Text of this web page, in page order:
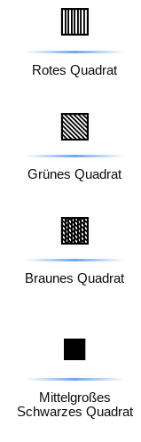
🟥
Rotes Quadrat
🟩
Grünes Quadrat
🟫
Braunes Quadrat
◼️
Mittelgroßes
Schwarzes Quadrat